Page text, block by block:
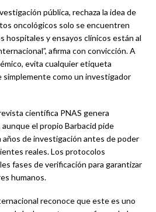
pública, rechaza la idea de
oncológicos solo se encuentren
hospitales y ensayos clínicos están al
afirma con convicción. A
evita cualquier etiqueta
como un investigador
científica PNAS genera
el propio Barbacid pide
años de investigación antes de poder
reales. Los protocolos
fases de verificación para garantizar
humanos.
reconoce que este es uno